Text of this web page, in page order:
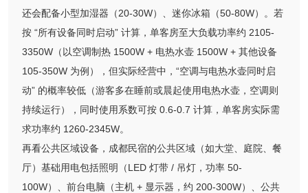
还会配备小型加湿器（20-30W）、迷你冰箱（50-80W）。若
按 “所有设备同时启动” 计算，单客房至大负载功率约 2105-
3350W（以空调制热 1500W + 电热水壶 1500W + 其他设备
105-350W 为例），但实际经营中，“空调与电热水壶同时启
动” 的概率较低（游客多在睡前或晨起使用电热水壶，空调则
持续运行），同时使用系数可按 0.6-0.7 计算，单客房实际需
求功率约 1260-2345W。
再看公共区域设备，成都民宿的公共区域（如大堂、庭院、餐
厅）基础用电包括照明（LED 灯带 / 吊灯，功率 50-
100W）、前台电脑（主机 + 显示器，约 200-300W）、公共